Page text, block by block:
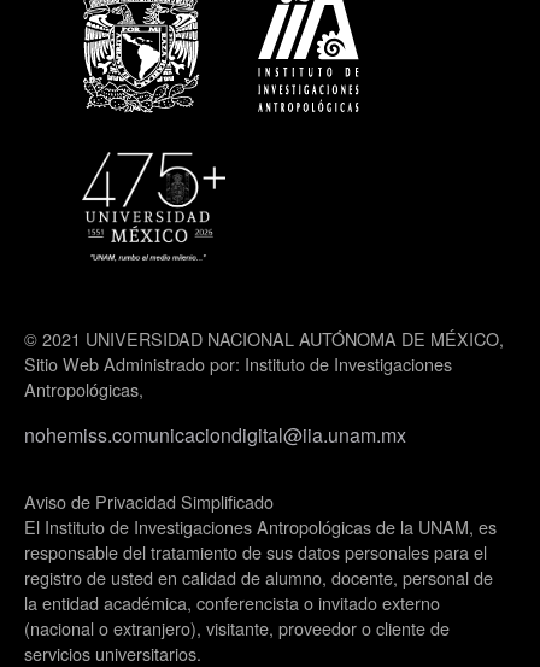
© 2021 UNIVERSIDAD NACIONAL AUTÓNOMA DE MÉXICO,
Sitio Web Administrado por: Instituto de Investigaciones
Antropológicas,
nohemiss.comunicaciondigital@iia.unam.mx
Aviso de Privacidad Simplificado
El Instituto de Investigaciones Antropológicas de la UNAM, es
responsable del tratamiento de sus datos personales para el
registro de usted en calidad de alumno, docente, personal de
la entidad académica, conferencista o invitado externo
(nacional o extranjero), visitante, proveedor o cliente de
servicios universitarios.